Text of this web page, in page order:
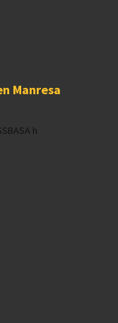
Manresa
h